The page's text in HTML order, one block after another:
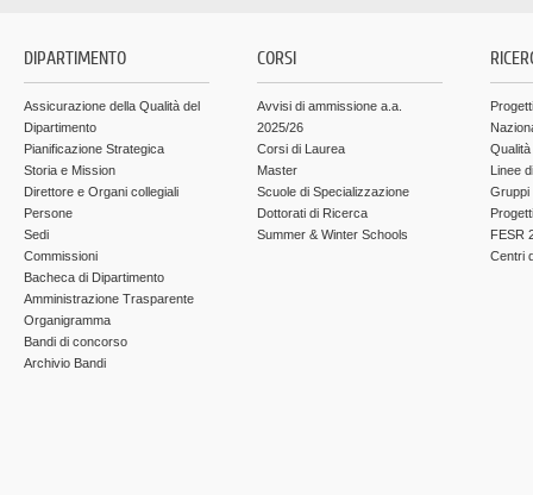
DIPARTIMENTO
Assicurazione della Qualità del
Dipartimento
Pianificazione Strategica
Storia e Mission
Direttore e Organi collegiali
Persone
Sedi
Commissioni
Bacheca di Dipartimento
Amministrazione Trasparente
Organigramma
Bandi di concorso
Archivio Bandi
CORSI
Avvisi di ammissione a.a.
2025/26
Corsi di Laurea
Master
Scuole di Specializzazione
Dottorati di Ricerca
Summer & Winter Schools
Linee
Gruppi
FESR
Centri